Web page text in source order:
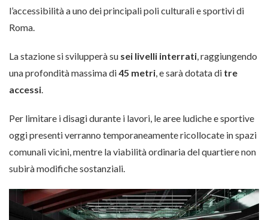
l’accessibilità a uno dei principali poli culturali e sportivi di
Roma.
La stazione si svilupperà su sei livelli interrati , raggiungendo
una profondità massima di45 metri , e sarà dotata di tre
accessi
Per limitare i disagi durante i lavori, le aree ludiche e sportive
oggi presenti verranno temporaneamente ricollocate in spazi
comunali vicini, mentre la viabilità ordinaria del quartiere non
subirà modifiche sostanziali.